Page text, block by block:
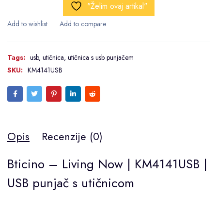
"Želim ovaj artikal"
Tags: usb, utičnica, utičnica s usb punjačem
SKU: KM4141USB
Opis Recenzije (0)
Bticino – Living Now | KM4141USB |
USB punjač s utičnicom